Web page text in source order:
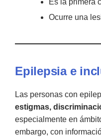
Es la primera
Ocurre una
Epilepsia e
Las personas con
estigmas,
especialmente en
embargo, con